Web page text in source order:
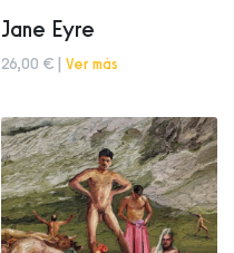
Jane Eyre
26,00 € | Ver más